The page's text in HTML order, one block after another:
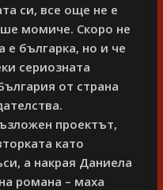
си, все още не е
момиче. Скоро не
е българка, но и че
сериозната
от страна
проектът,
като
а накрая Даниела
романа – маха